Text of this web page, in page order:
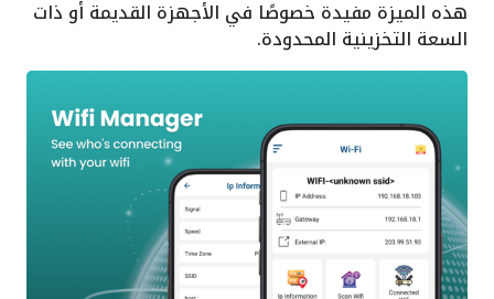
هذه الميزة مفيدة خصوصًا في الأجهزة القديمة أو ذات
السعة التخزينية المحدودة.